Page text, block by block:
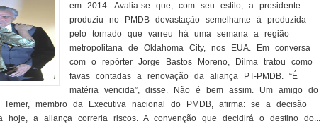
em 2014. Avalia-se que, com seu estilo, a presidente
produziu no PMDB devastação semelhante à produzida
pelo tornado que varreu há uma semana a região
metropolitana de Oklahoma City, nos EUA. Em conversa
com o repórter Jorge Bastos Moreno, Dilma tratou como
favas contadas a renovação da aliança PT-PMDB. “É
matéria vencida”, disse. Não é bem assim. Um amigo do
Temer, membro da Executiva nacional do PMDB, afirma: se a decisão
hoje, a aliança correria riscos. A convenção que decidirá o destino do...